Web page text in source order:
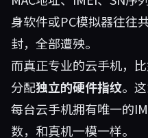
身软件或PC模拟器往往
封，全部遭殃。
而真正专业的云手机，
分配独立的硬件指纹。这
每台云手机拥有唯一的
数，和真机一模一样。